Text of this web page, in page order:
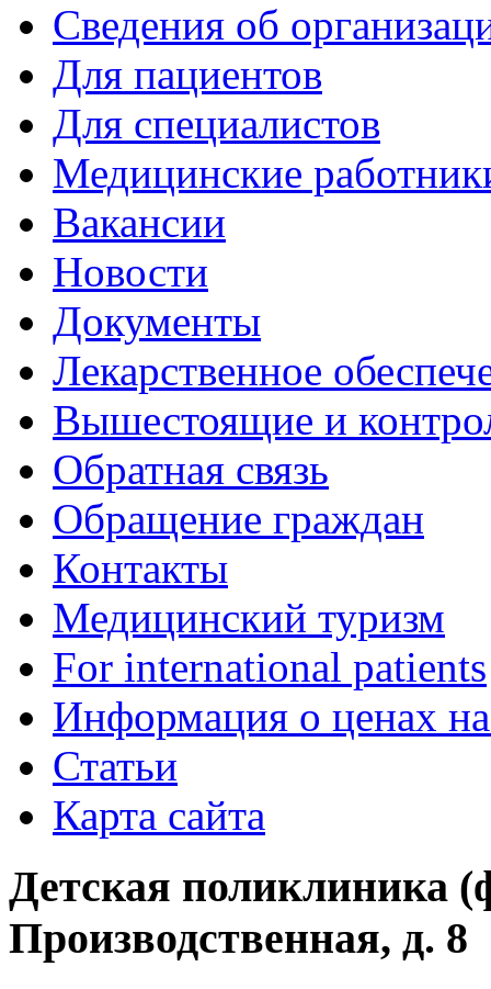
Сведения об
Для пациентов
Для специалистов
Медицинские
Вакансии
Новости
Документы
Лекарственное
Вышестоящие и
Обратная связь
Обращение граждан
Контакты
Медицинский туризм
For international patients
Информация о ценах
Статьи
Карта сайта
Детская поликлиника
Производственная, д. 8